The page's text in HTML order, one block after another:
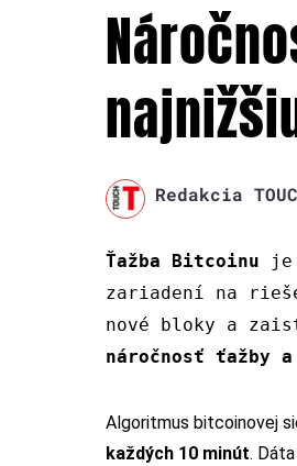
Redakcia
Ťažba Bitcoinu je
zariadení na
nové bloky a
náročnosť ťažby
Algoritmus bitcoinovej
každých 10 minút.